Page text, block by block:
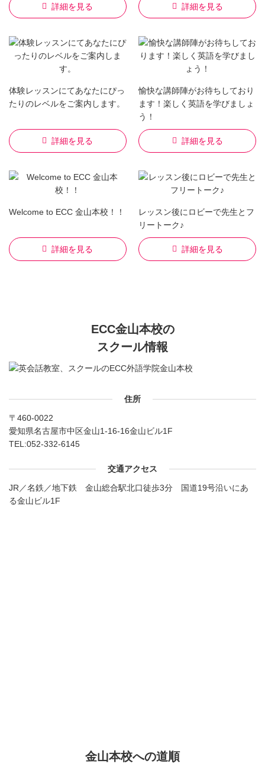
詳細を見る 詳細を見る
体験レッスンにてあなたにぴっ
たりのレベルをご案内します。
詳細を見る
愉快な講師陣がお待ちしており
ます！楽しく英語を学びましょ
う！
詳細を見る
Welcome to ECC 金山本校！！
詳細を見る
レッスン後にロビーで先生とフ
リートーク♪
詳細を見る
ECC金山本校の
スクール情報
住所
〒460-0022
愛知県名古屋市中区金山1-16-16金山ビル1F
TEL:052-332-6145
交通アクセス
JR／名鉄／地下鉄 金山総合駅北口徒歩3分 国道19号沿いにあ
る金山ビル1F
金山本校への道順